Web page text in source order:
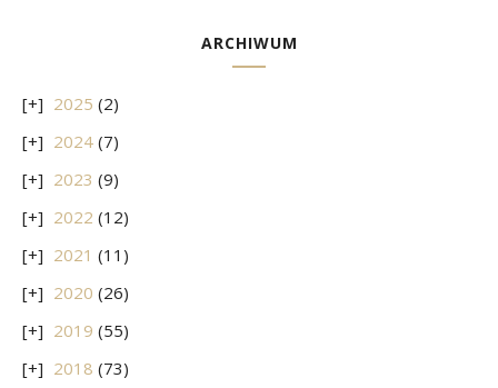
ARCHIWUM
2025 (2)
2024 (7)
2023 (9)
2022 (12)
2021 (11)
2020 (26)
2019 (55)
2018 (73)